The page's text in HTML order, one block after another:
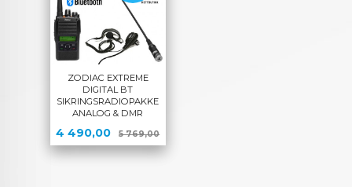
ZODIAC EXTREME
DIGITAL BT
SIKRINGSRADIOPAKKE
ANALOG & DMR
Tilbud
4 490,00 5 769,00Rabatt